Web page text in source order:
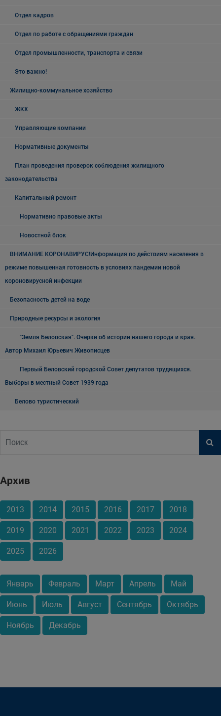
Отдел кадров
Отдел по работе с обращениями граждан
Отдел промышленности, транспорта и связи
Это важно!
Жилищно-коммунальное хозяйство
ЖКХ
Управляющие компании
Нормативные документы
План проведения проверок соблюдения жилищного
законодательства
Капитальный ремонт
Нормативно правовые акты
Новостной блок
ВНИМАНИЕ КОРОНАВИРУС!Информация по действиям населения в
режиме повышенная готовность в условиях пандемии новой
короновирусной инфекции
Безопасность детей на воде
Природные ресурсы и экология
"Земля Беловская". Очерки об истории нашего города и края.
Автор Михаил Юрьевич Живописцев
Первый Беловский городской Совет депутатов трудящихся.
Выборы в местный Совет 1939 года
Белово туристический
Архив
2013 2014 2015 2016 2017 2018
2019 2020 2021 2022 2023 2024
2025 2026
Январь Февраль Март Апрель Май
Июнь Июль Август Сентябрь Октябрь
Ноябрь Декабрь